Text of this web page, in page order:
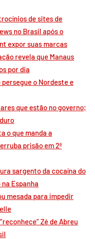
de sites de
no Brasil após o
expor suas marcas
revela que Manaus
por dia
o Nordeste e
que estão no governo;
o que manda a
prisão em 2ª
sargento da cocaína do
Espanha
mesada para impedir
Zé de Abreu